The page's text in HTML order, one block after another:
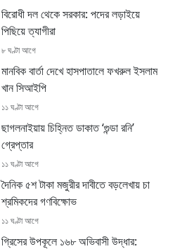
বিরোধী দল থেকে সরকার: পদের লড়াইয়ে
পিছিয়ে ত্যাগীরা
৮ ঘণ্টা আগে
মানবিক বার্তা দেখে হাসপাতালে ফখরুল ইসলাম
খান সিআইপি
১১ ঘণ্টা আগে
ছাগলনাইয়ায় চিহ্নিত ডাকাত ‘গুন্ডা রনি’
গ্রেপ্তার
১১ ঘণ্টা আগে
দৈনিক ৫শ টাকা মজুরীর দাবীতে বড়লেখায় চা
শ্রমিকদের গণবিক্ষোভ
১১ ঘণ্টা আগে
গ্রিসের উপকূলে ১৬৮ অভিবাসী উদ্ধার: